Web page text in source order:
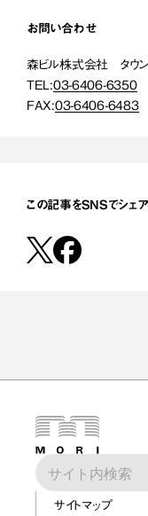
お問い合わせ
森ビル株式会社 タウン
TEL:03-6406-6350
FAX:03-6406-6483
この記事をSNSでシェ
サイトマップ